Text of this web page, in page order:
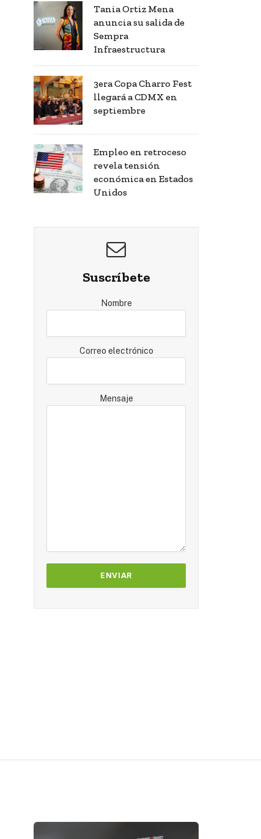
Tania Ortiz Mena
anuncia su salida de
Sempra
Infraestructura
3era Copa Charro Fest
llegará a CDMX en
septiembre
Empleo en retroceso
revela tensión
económica en Estados
Unidos
Suscríbete
Nombre
Correo electrónico
Mensaje